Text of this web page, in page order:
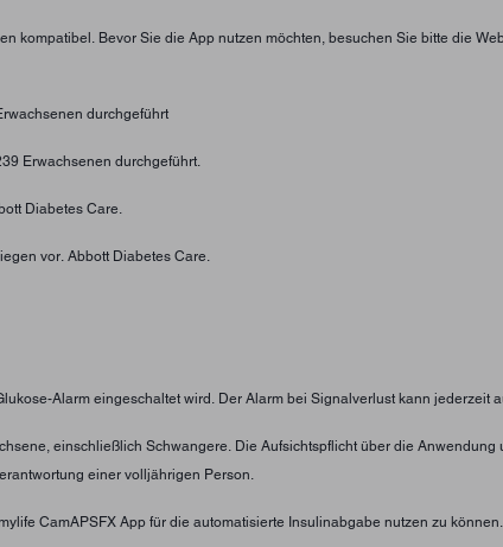
kompatibel. Bevor Sie die App nutzen möchten, besuchen Sie bitte die
durchgeführt
Erwachsenen durchgeführt.
Diabetes Care.
vor. Abbott Diabetes Care.
Alarm eingeschaltet wird. Der Alarm bei Signalverlust kann jederzeit
einschließlich Schwangere. Die Aufsichtspflicht über die
einer volljährigen Person.
CamAPSFX App für die automatisierte Insulinabgabe nutzen zu können.